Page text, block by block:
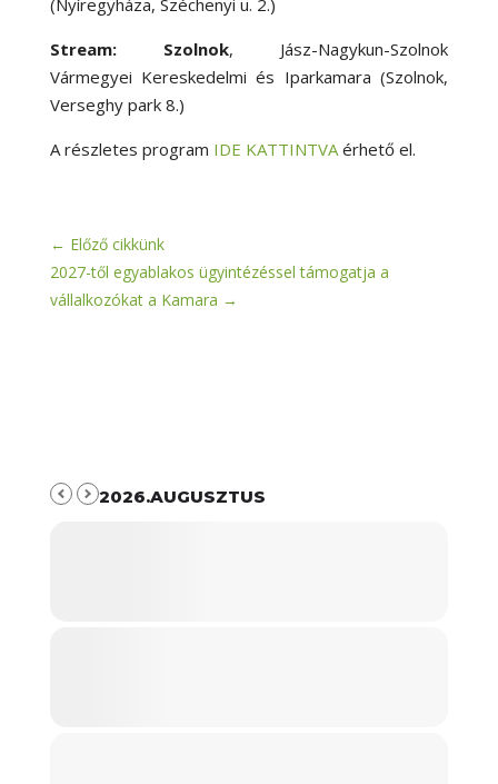
Stream:
Szolnok, Jász-Nagykun-Szolnok
Vármegyei Kereskedelmi és Iparkamara (Szolnok,
Verseghy park 8.)
A részletes program IDE KATTINTVAérhető el.
← Előző cikkünk
2027-től egyablakos ügyintézéssel támogatja a
vállalkozókat a Kamara →
2026.AUGUSZTUS